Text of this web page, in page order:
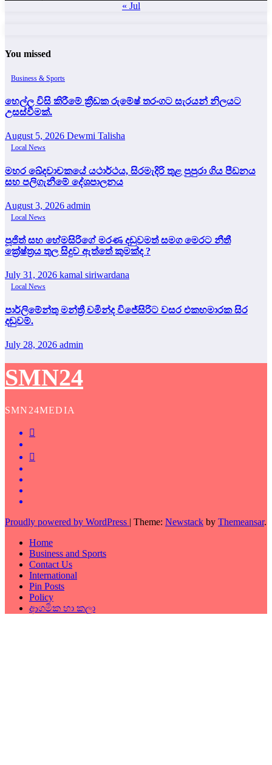
« Jul
You missed
Business & Sports
හෙල්ල විසි කිරීමේ ක්‍රීඩක රුමේෂ් තරංගට සැරයන් නිලයට
උසස්වීමක්.
August 5, 2026 Dewmi Talisha
Local News
මහර ඛේදවාචකයේ යථාර්ථය, සිරමැදිරි තුළ පුපුරා ගිය පීඩනය
සහ පලිගැනීමේ දේශපාලනය
August 3, 2026 admin
Local News
පූජිත් සහ හේමසිරිගේ මරණ දඩුවමත් සමග මෙරට නීතී
ක්‍රේෂ්ත්‍රය තුල සිදුව ඇත්තේ කුමක්ද ?
July 31, 2026 kamal siriwardana
Local News
පාර්ලිමේන්තු මන්ත්‍රී චමින්ද විජේසිරිට වසර එකහමාරක සිර
දඬුවම්.
July 28, 2026 admin
SMN24
SMN24MEDIA
Proudly powered by WordPress | Theme: Newstack by Themeansar.
Home
Business and Sports
Contact Us
International
Pin Posts
Policy
ආගමික හා කලා